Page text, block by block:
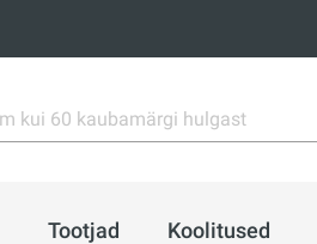
Tootjad Koolitused